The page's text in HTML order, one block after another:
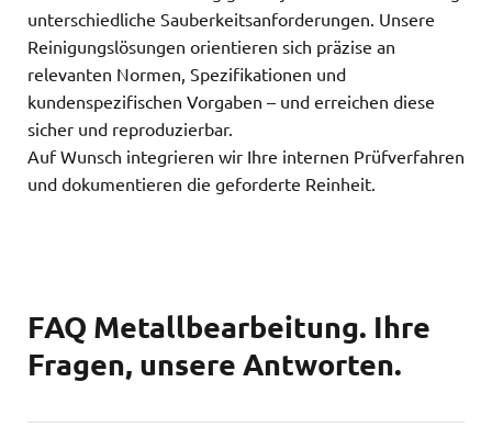
unterschiedliche Sauberkeitsanforderungen. Unsere
Reinigungslösungen orientieren sich präzise an
relevanten Normen, Spezifikationen und
kundenspezifischen Vorgaben – und erreichen diese
sicher und reproduzierbar.
Auf Wunsch integrieren wir Ihre internen Prüfverfahren
und dokumentieren die geforderte Reinheit.
FAQ Metallbearbeitung. Ihre
Fragen, unsere Antworten.